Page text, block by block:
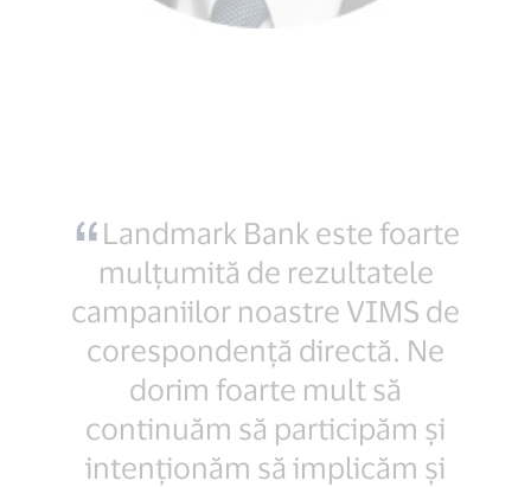
Landmark Bank este foarte
mulțumită de rezultatele
campaniilor noastre VIMS de
corespondență directă. Ne
dorim foarte mult să
continuăm să participăm și
intenționăm să implicăm şi